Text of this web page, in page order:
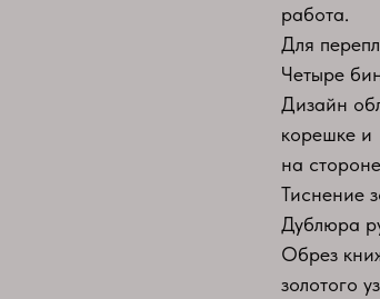
работа.
Для
Четыре
Дизайн
корешке и
на
Тиснение
Дублюра
Обрез
золотого